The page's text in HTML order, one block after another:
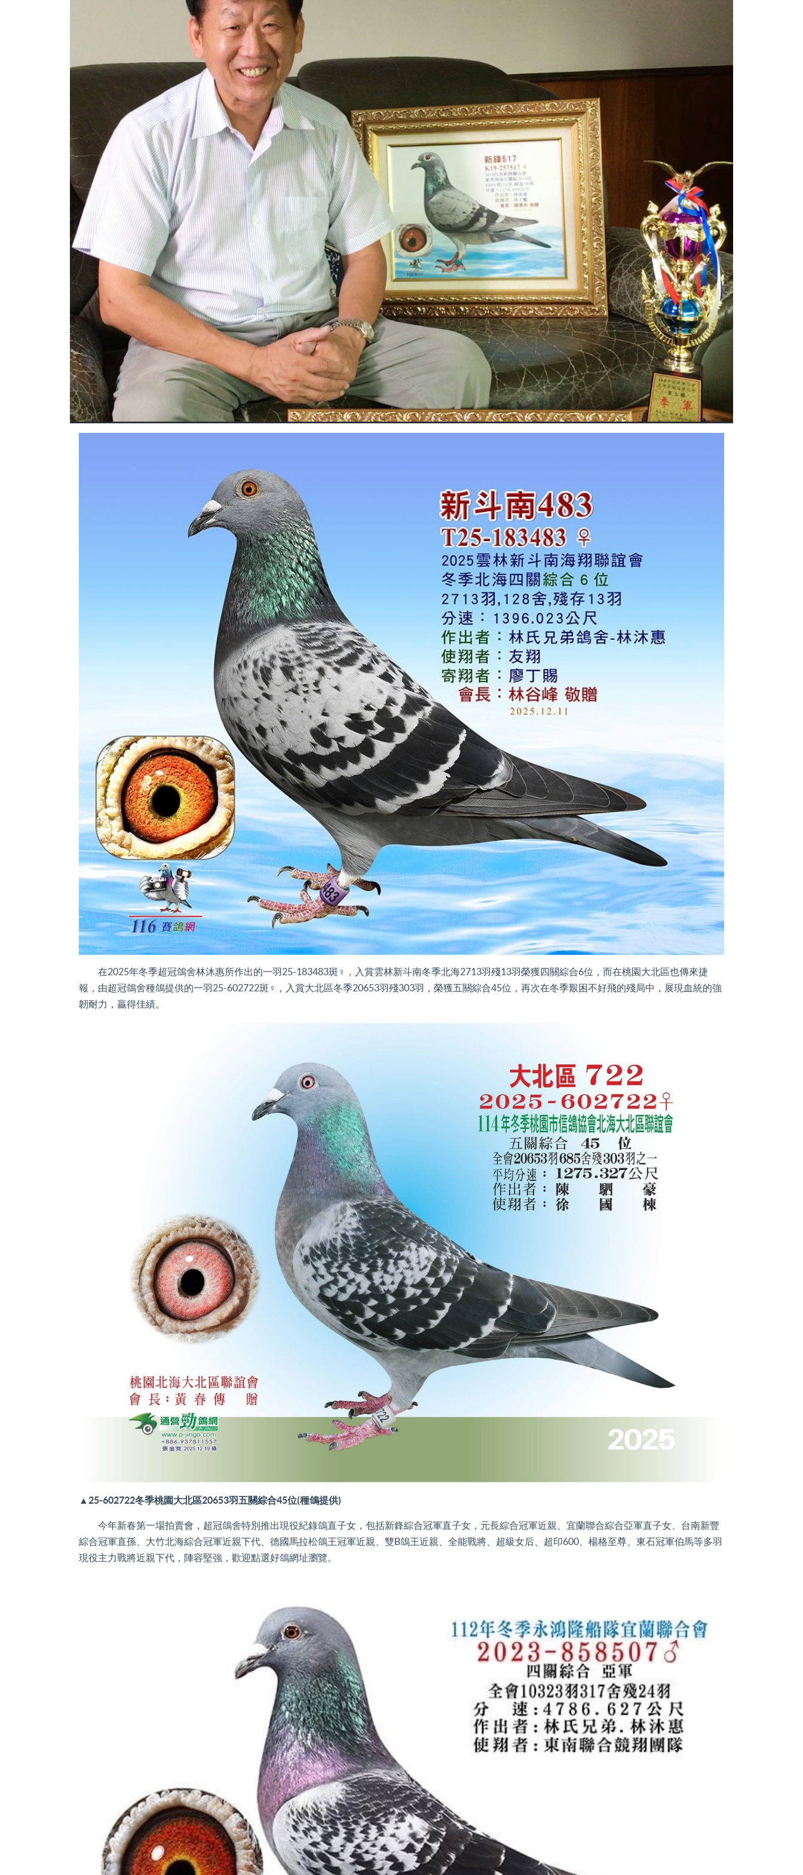
在2025年冬季超冠鴿舍林沐惠所作出的一羽25-183483斑♀，入賞雲林新斗南冬季北海2713羽殘13羽榮獲四關綜合6位，而在桃園大北區也傳來捷
報，由超冠鴿舍種鴿提供的一羽25-602722斑♀，入賞大北區冬季20653羽殘303羽，榮獲五關綜合45位，再次在冬季艱困不好飛的殘局中，展現血統的強
韌耐力，贏得佳績。
▲ 25-602722冬季桃園大北區20653羽五關綜合45位(種鴿提供)
今年新春第一場拍賣會，超冠鴿舍特別推出現役紀錄鴿直子女，包括新鋒綜合冠軍直子女，元長綜合冠軍近親、宜蘭聯合綜合亞軍直子女、台南新豐
綜合冠軍直孫、大竹北海綜合冠軍近親下代、德國馬拉松鴿王冠軍近親、雙B鴿王近親、全能戰將、超級女后、超印600、楊格至尊、東石冠軍伯馬等多羽
現役主力戰將近親下代，陣容堅強，歡迎點選好鴿網址瀏覽。